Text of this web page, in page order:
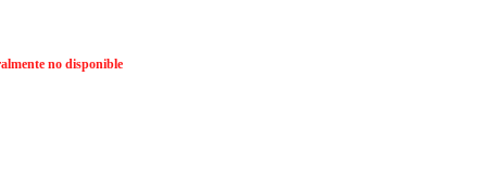
no disponible